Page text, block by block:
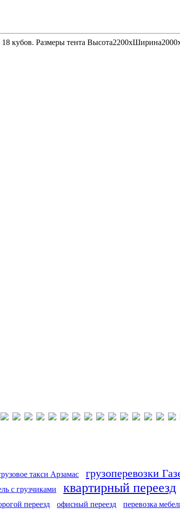
кубов. Размеры тента
такси Арзамас грузоперевозки
с грузчиками квартирный переезд
переезд офисный переезд перевозка